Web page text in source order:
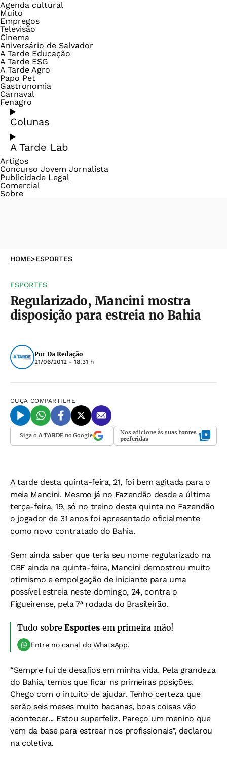
Agenda cultural
Muito
Empregos
Televisão
Cinema
Aniversário de Salvador
A Tarde Educação
A Tarde ESG
A Tarde Agro
Papo Pet
Gastronomia
Carnaval
Fenagro
Colunas
A Tarde Lab
Artigos
Concurso Jovem Jornalista
Publicidade Legal
Comercial
Sobre
HOME>ESPORTES
ESPORTES
Regularizado, Mancini mostra
disposição para estreia no Bahia
Por Da Redação
21/06/2012 - 18:31 h
OUÇA COMPARTILHE
Siga oA TARDEno Google Nos adicione às suas fontes
preferidas
A tarde desta quinta-feira, 21, foi bem agitada para o
meia Mancini. Mesmo já no Fazendão desde a última
terça-feira, 19, só no treino desta quinta no Fazendão
o jogador de 31 anos foi apresentado oficialmente
como novo contratado do Bahia.
Sem ainda saber que teria seu nome regularizado na
CBF ainda na quinta-feira, Mancini demostrou muito
otimismo e empolgação de iniciante para uma
possível estreia neste domingo, 24, contra o
Figueirense, pela 7ª rodada do Brasileirão.
Tudo sobreEsportesem primeira mão!
Entre no canal do WhatsApp.
“Sempre fui de desafios em minha vida. Pela grandeza
do Bahia, temos que ficar ns primeiras posições.
Chego com o intuito de ajudar. Tenho certeza que
serão seis meses muito bacanas, boas coisas vão
acontecer... Estou superfeliz. Pareço um menino que
vem da base para estrear nos profissionais”, declarou
na coletiva.